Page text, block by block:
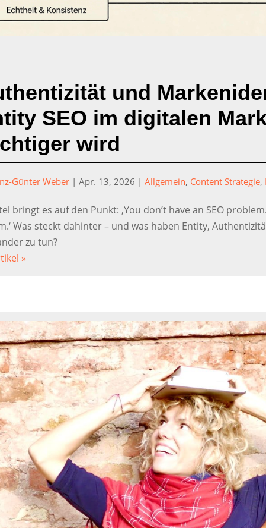
und
SEO im digitalen
wird
Günter Weber |Apr. 13, 2026 |Allgemein, Content Strategie,
bringt es auf den Punkt: ‚You don’t have an SEO
Was steckt dahinter – und was haben Entity,
zu tun?
»